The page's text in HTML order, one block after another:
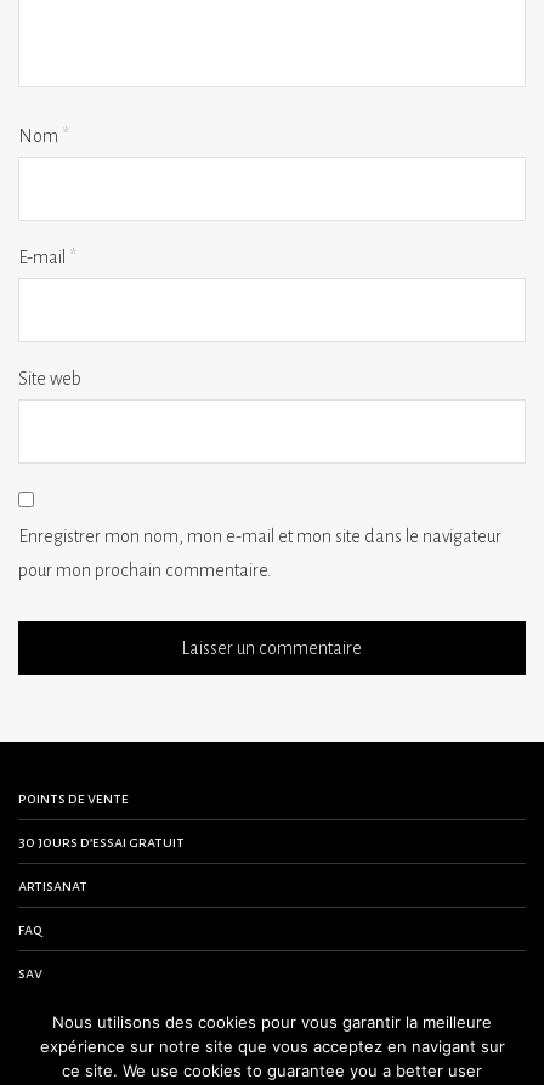
Nom *
E-mail *
Site web
Enregistrer mon nom, mon e-mail et mon site dans le navigateur
pour mon prochain commentaire.
points de vente
30 jours d’essai gratuit
artisanat
faq
sav
contactez-nous
conditions générales de vente
Nous utilisons des cookies pour vous garantir la meilleure
expérience sur notre site que vous acceptez en navigant sur
ce site. We use cookies to guarantee you a better user